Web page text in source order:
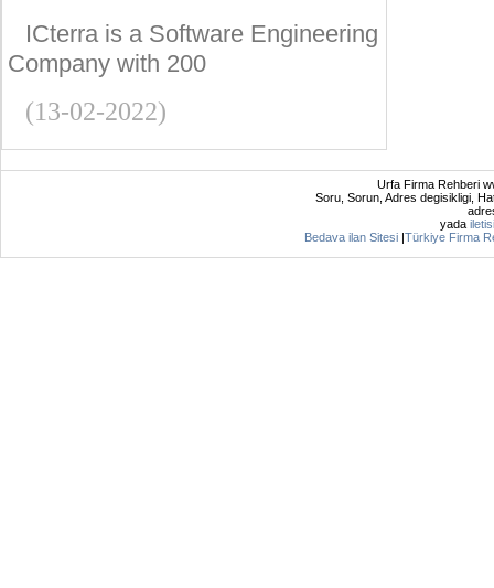
ICterra is a Software Engineering
Company with 200
(13-02-2022)
Urfa Firma Rehberi
Soru, Sorun, Adres degisikligi,
yada
Bedava ilan Sitesi |Türkiye Firma